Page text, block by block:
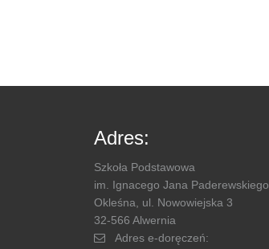
Adres:
Szkoła Podstawowa
im. Ignacego Jana Paderewskiego
Okleśna, ul. Nowowiejska 3
32-566 Alwernia
Adres e-doręczeń: